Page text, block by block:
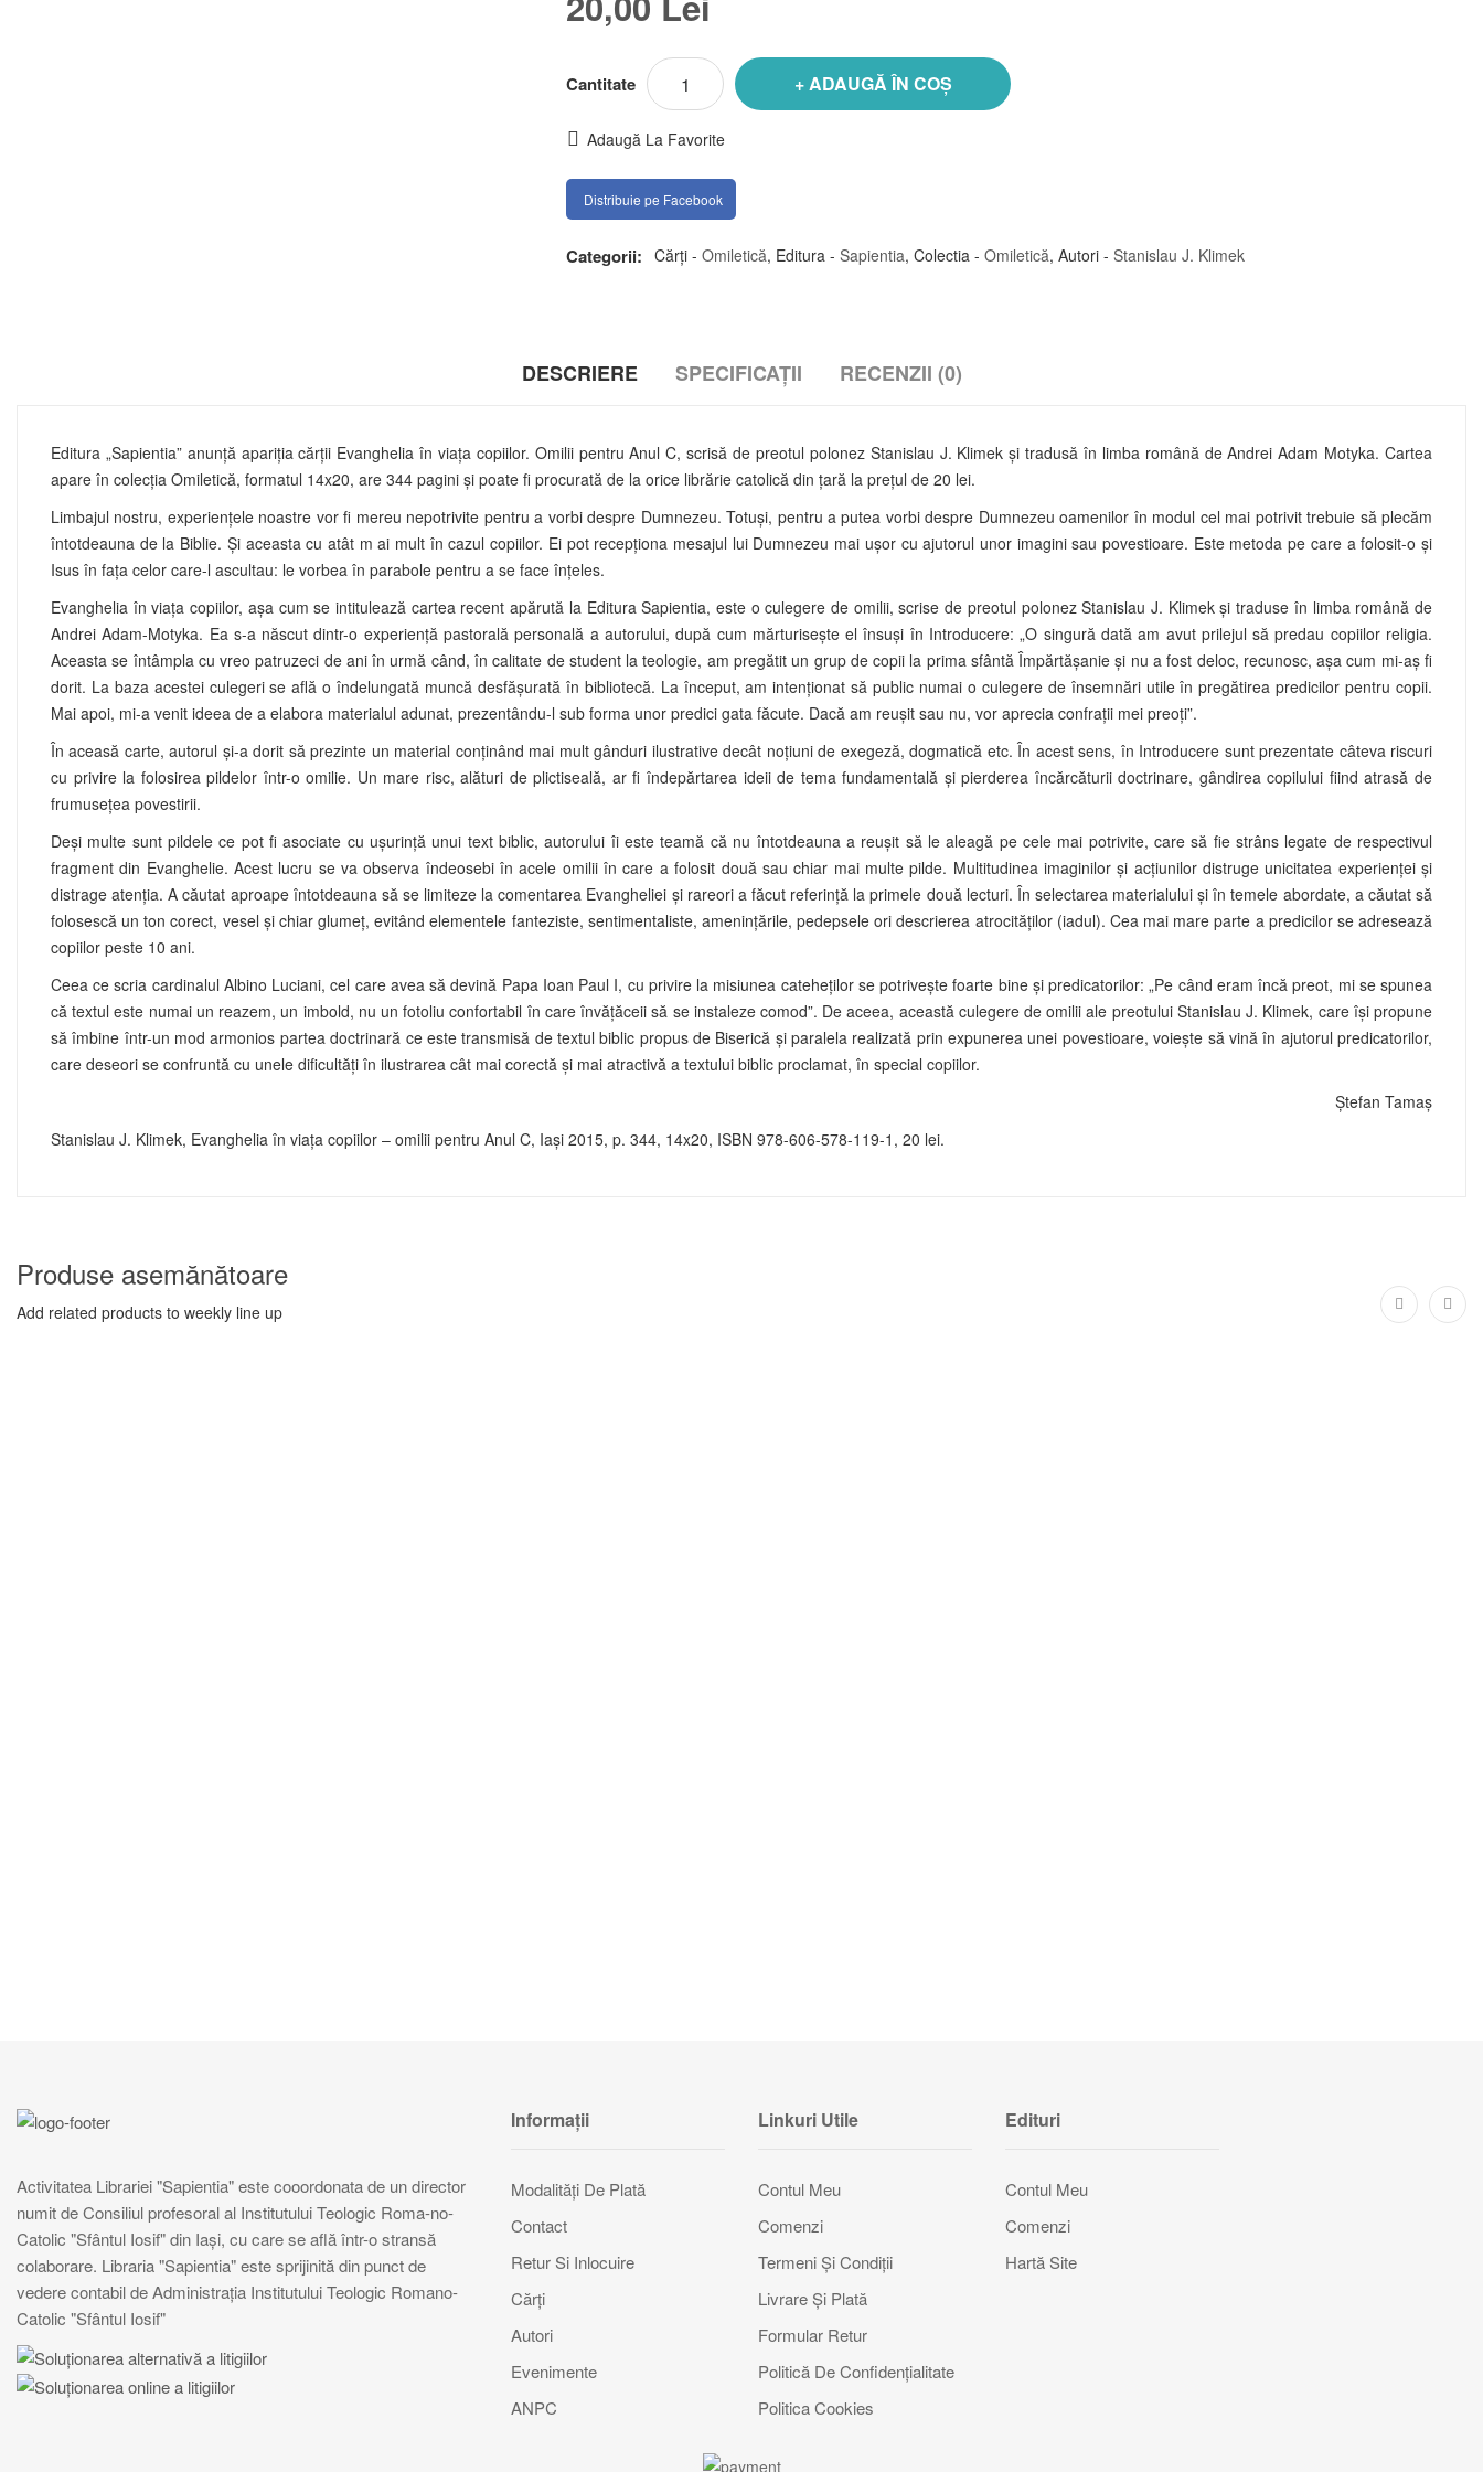
Cantitate ADAUGĂ ÎN COȘ
Adaugă La Favorite
Distribuie pe Facebook
Categorii: Cărți - Omiletică, Editura - Sapientia, Colectia - Omiletică, Autori - Stanislau J. Klimek
DESCRIERE SPECIFICAȚII RECENZII (0)
Editura „Sapientia” anunţă apariţia cărţii Evanghelia în viaţa copiilor. Omilii pentru Anul C, scrisă de preotul polonez Stanislau J. Klimek și tradusă în limba română de Andrei Adam Motyka. Cartea
apare în colecţia Omiletică, formatul 14x20, are 344 pagini şi poate fi procurată de la orice librărie catolică din ţară la preţul de 20 lei.
Limbajul nostru, experienţele noastre vor fi mereu nepotrivite pentru a vorbi despre Dumnezeu. Totuşi, pentru a putea vorbi despre Dumnezeu oamenilor în modul cel mai potrivit trebuie să plecăm
întotdeauna de la Biblie. Și aceasta cu atât m ai mult în cazul copiilor. Ei pot recepţiona mesajul lui Dumnezeu mai uşor cu ajutorul unor imagini sau povestioare. Este metoda pe care a folosit-o şi
Isus în faţa celor care-l ascultau: le vorbea în parabole pentru a se face înţeles.
Evanghelia în viața copiilor, așa cum se intitulează cartea recent apărută la Editura Sapientia, este o culegere de omilii, scrise de preotul polonez Stanislau J. Klimek și traduse în limba română de
Andrei Adam-Motyka. Ea s-a născut dintr-o experienţă pastorală personală a autorului, după cum mărturisește el însuși în Introducere: „O singură dată am avut prilejul să predau copiilor religia.
Aceasta se întâmpla cu vreo patruzeci de ani în urmă când, în calitate de student la teologie, am pregătit un grup de copii la prima sfântă Împărtăşanie şi nu a fost deloc, recunosc, aşa cum mi-aş fi
dorit. La baza acestei culegeri se află o îndelungată muncă desfăşurată în bibliotecă. La început, am intenţionat să public numai o culegere de însemnări utile în pregătirea predicilor pentru copii.
Mai apoi, mi-a venit ideea de a elabora materialul adunat, prezentându-l sub forma unor predici gata făcute. Dacă am reuşit sau nu, vor aprecia confraţii mei preoţi”.
În aceasă carte, autorul şi-a dorit să prezinte un material conţinând mai mult gânduri ilustrative decât noţiuni de exegeză, dogmatică etc. În acest sens, în Introducere sunt prezentate câteva riscuri
cu privire la folosirea pildelor într-o omilie. Un mare risc, alături de plictiseală, ar fi îndepărtarea ideii de tema fundamentală şi pierderea încărcăturii doctrinare, gândirea copilului fiind atrasă de
frumuseţea povestirii.
Deşi multe sunt pildele ce pot fi asociate cu uşurinţă unui text biblic, autorului îi este teamă că nu întotdeauna a reuşit să le aleagă pe cele mai potrivite, care să fie strâns legate de respectivul
fragment din Evanghelie. Acest lucru se va observa îndeosebi în acele omilii în care a folosit două sau chiar mai multe pilde. Multitudinea imaginilor şi acţiunilor distruge unicitatea experienţei şi
distrage atenţia. A căutat aproape întotdeauna să se limiteze la comentarea Evangheliei şi rareori a făcut referinţă la primele două lecturi. În selectarea materialului şi în temele abordate, a căutat să
folosescă un ton corect, vesel şi chiar glumeţ, evitând elementele fanteziste, sentimentaliste, ameninţările, pedepsele ori descrierea atrocităţilor (iadul). Cea mai mare parte a predicilor se adresează
copiilor peste 10 ani.
Ceea ce scria cardinalul Albino Luciani, cel care avea să devină Papa Ioan Paul I, cu privire la misiunea cateheţilor se potriveşte foarte bine şi predicatorilor: „Pe când eram încă preot, mi se spunea
că textul este numai un reazem, un imbold, nu un fotoliu confortabil în care învăţăceii să se instaleze comod”. De aceea, această culegere de omilii ale preotului Stanislau J. Klimek, care îşi propune
să îmbine într-un mod armonios partea doctrinară ce este transmisă de textul biblic propus de Biserică şi paralela realizată prin expunerea unei povestioare, voieşte să vină în ajutorul predicatorilor,
care deseori se confruntă cu unele dificultăţi în ilustrarea cât mai corectă şi mai atractivă a textului biblic proclamat, în special copiilor.
Ştefan Tamaş
Stanislau J. Klimek, Evanghelia în viaţa copiilor – omilii pentru Anul C, Iaşi 2015, p. 344, 14x20, ISBN 978-606-578-119-1, 20 lei.
Produse asemănătoare
Add related products to weekly line up
Activitatea Librariei "Sapientia" este cooordonata de un director
numit de Consiliul profesoral al Institutului Teologic Roma-no-
Catolic "Sfântul Iosif" din Iași, cu care se află într-o stransă
colaborare. Libraria "Sapientia" este sprijinită din punct de
vedere contabil de Administrația Institutului Teologic Romano-
Catolic "Sfântul Iosif"
Informații
Modalităţi De Plată
Contact
Retur Si Inlocuire
Cărți
Autori
Evenimente
ANPC
Linkuri Utile
Contul Meu
Comenzi
Termeni Şi Condiţii
Livrare Şi Plată
Formular Retur
Politică De Confidențialitate
Politica Cookies
Edituri
Contul Meu
Comenzi
Hartă Site